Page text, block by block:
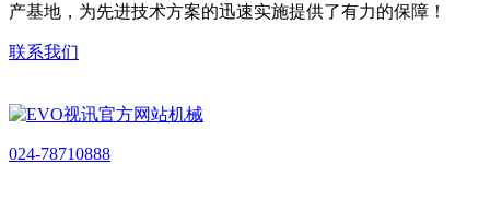
产基地，为先进技术方案的迅速实施提供了有力的保障！
联系我们
024-78710888